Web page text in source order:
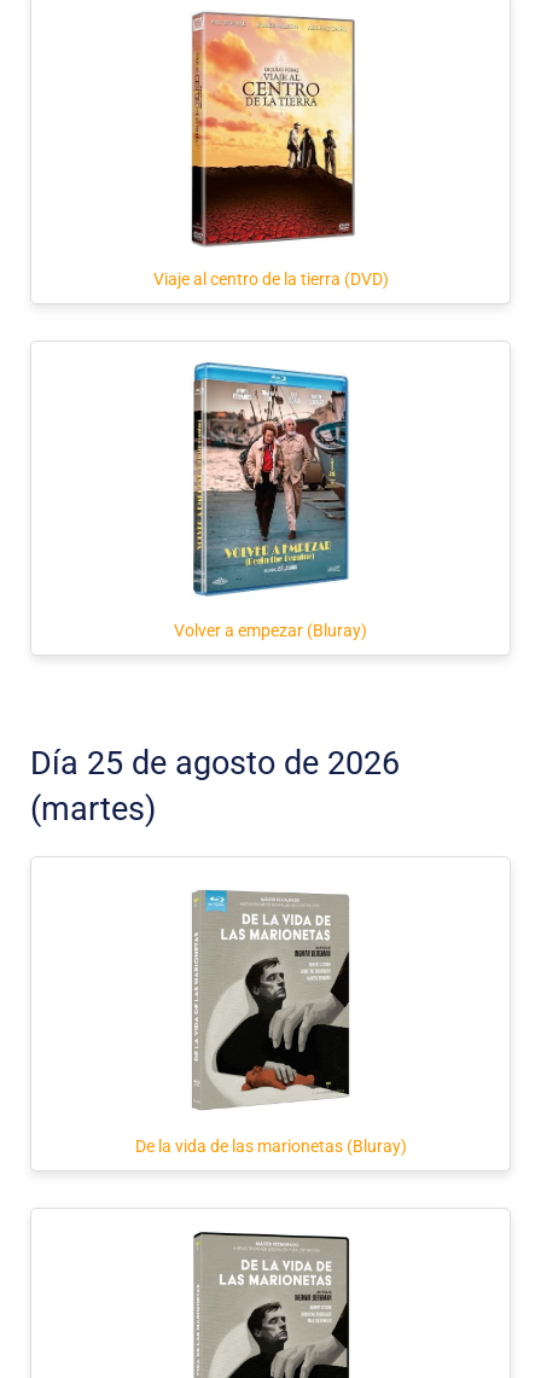
Viaje al centro de la tierra (DVD)
Volver a empezar (Bluray)
Día 25 de agosto de 2026
(martes)
De la vida de las marionetas (Bluray)